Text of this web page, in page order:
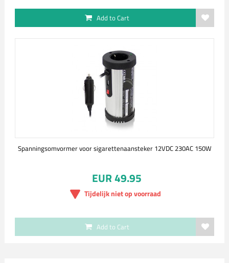
Add to Cart
Spanningsomvormer voor sigarettenaansteker 12VDC 230AC 150W
EUR 49.95
Tijdelijk niet op voorraad
Add to Cart